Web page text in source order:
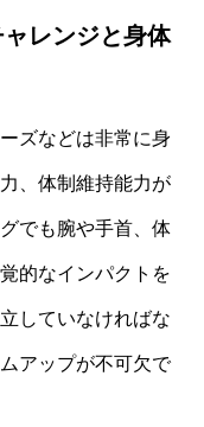
レンジと身体
ズなどは非常に身
、体制維持能力が
でも腕や手首、体
的なインパクトを
していなければな
アップが不可欠で